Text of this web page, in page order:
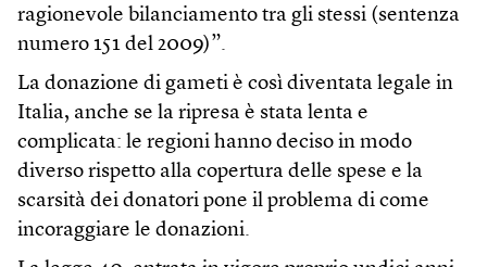
ragionevole bilanciamento tra gli stessi (sentenza
numero 151 del 2009)”.
La donazione di gameti è così diventata legale in
Italia, anche se la ripresa è stata lenta e
complicata: le regioni hanno deciso in modo
diverso rispetto alla copertura delle spese e la
scarsità dei donatori pone il problema di come
incoraggiare le donazioni.